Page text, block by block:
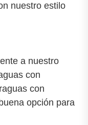
nuestro estilo
a nuestro
con
con
opción para